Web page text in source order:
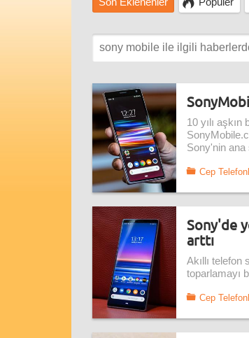
10 yılı
Sony'nin ana
Cep
Sony'de
arttı
Akıllı
toparlamayı
Cep